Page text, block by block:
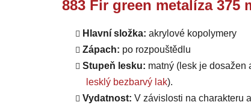
883 Fir green metalíza 375
Hlavní složka: akrylové kopolymery
Zápach: po rozpouštědlu
Stupeň lesku: matný (lesk je dosažen
lesklý bezbarvý lak).
Vydatnost: V závislosti na charakteru